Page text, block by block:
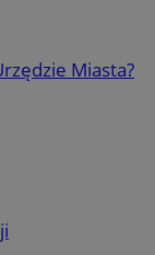
Miasta?